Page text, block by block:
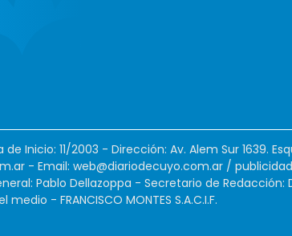
Inicio: 11/2003 - Dirección: Av. Alem Sur 1639.
- Email: web@diariodecuyo.com.ar /
Pablo Dellazoppa - Secretario de Redacción:
- FRANCISCO MONTES S.A.C.I.F.